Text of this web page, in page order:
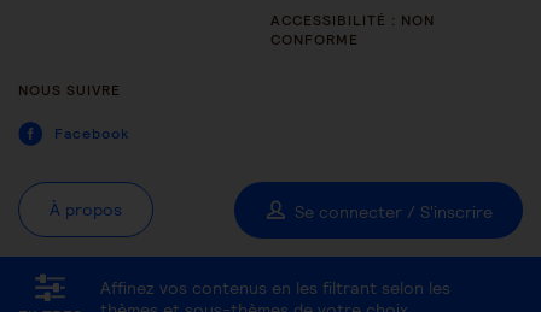
Affinez vos contenus en les filtrant selon les
Tous les thèmes Être aidant Être accompagné au quotidien
ACCESSIBILITÉ : NON
CONFORME
NOUS SUIVRE
Facebook
À propos Se connecter / S'inscrire